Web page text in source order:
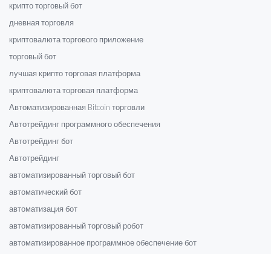
крипто торговый бот
дневная торговля
криптовалюта торгового приложение
торговый бот
лучшая крипто торговая платформа
криптовалюта торговая платформа
Автоматизированная Bitcoin торговли
Автотрейдинг программного обеспечения
Автотрейдинг бот
Автотрейдинг
автоматизированный торговый бот
автоматический бот
автоматизация бот
автоматизированный торговый робот
автоматизированное программное обеспечение бот